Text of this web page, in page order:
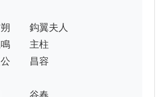
　　鈎翼夫人
　　主柱
　　昌容